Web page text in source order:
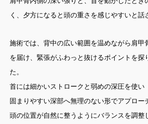
く、夕方になると頭の重さを感じやすいと話
施術では、背中の広い範囲を温めながら肩甲
を届け、緊張がふわっと抜けるポイントを探
た。
首には細かいストロークと弱めの深圧を使い
固まりやすい深部へ無理のない形でアプロー
頭の位置が自然に整うようにバランスを調整